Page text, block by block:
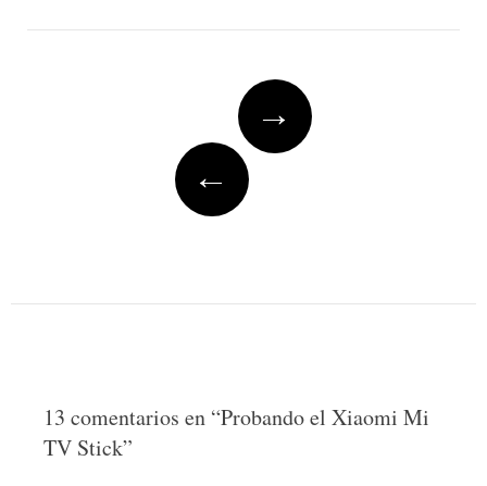
→
←
13 comentarios en “Probando el Xiaomi Mi
TV Stick”